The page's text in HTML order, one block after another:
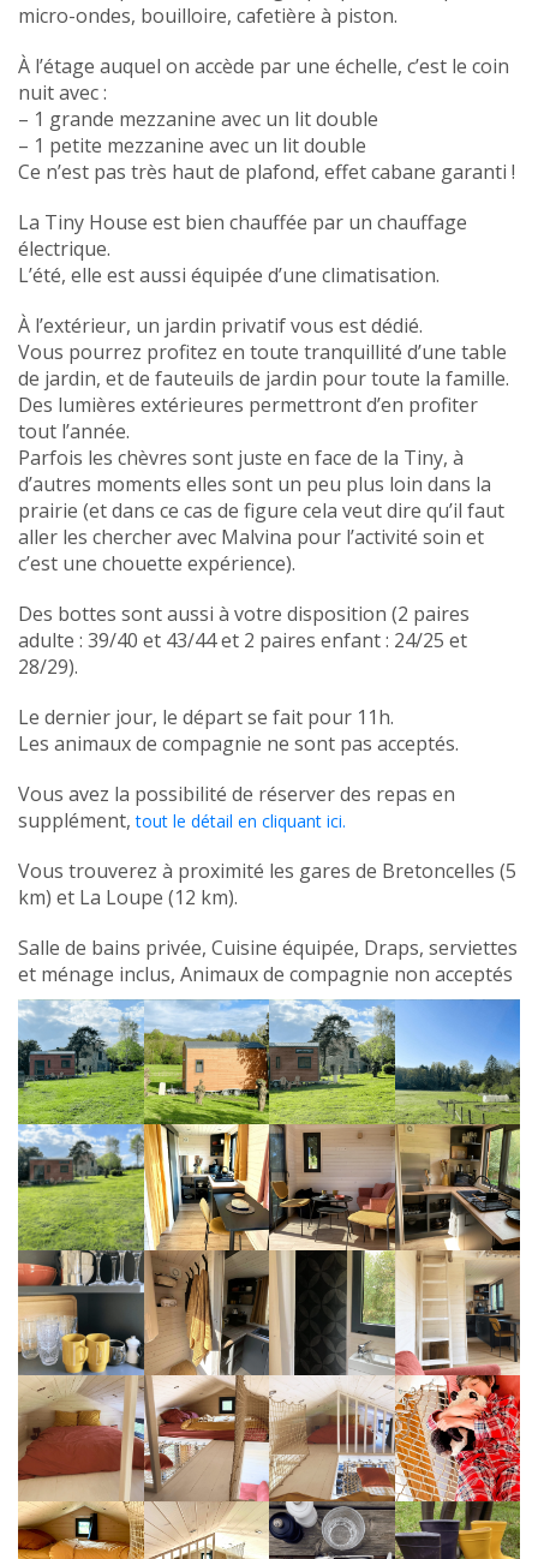
micro-ondes, bouilloire, cafetière à piston.
À l’étage auquel on accède par une échelle, c’est le coin
nuit avec :
– 1 grande mezzanine avec un lit double
– 1 petite mezzanine avec un lit double
Ce n’est pas très haut de plafond, effet cabane garanti !
La Tiny House est bien chauffée par un chauffage
électrique.
L’été, elle est aussi équipée d’une climatisation.
À l’extérieur, un jardin privatif vous est dédié.
Vous pourrez profitez en toute tranquillité d’une table
de jardin, et de fauteuils de jardin pour toute la famille.
Des lumières extérieures permettront d’en profiter
tout l’année.
Parfois les chèvres sont juste en face de la Tiny, à
d’autres moments elles sont un peu plus loin dans la
prairie (et dans ce cas de figure cela veut dire qu’il faut
aller les chercher avec Malvina pour l’activité soin et
c’est une chouette expérience).
Des bottes sont aussi à votre disposition (2 paires
adulte : 39/40 et 43/44 et 2 paires enfant : 24/25 et
28/29).
Le dernier jour, le départ se fait pour 11h.
Les animaux de compagnie ne sont pas acceptés.
Vous avez la possibilité de réserver des repas en
supplément,tout le détail en cliquant ici.
Vous trouverez à proximité les gares de Bretoncelles (5
km) et La Loupe (12 km).
Salle de bains privée, Cuisine équipée, Draps, serviettes
et ménage inclus, Animaux de compagnie non acceptés